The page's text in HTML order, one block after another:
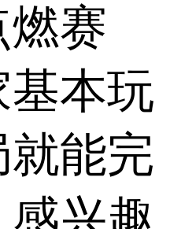
赛
本玩
能完